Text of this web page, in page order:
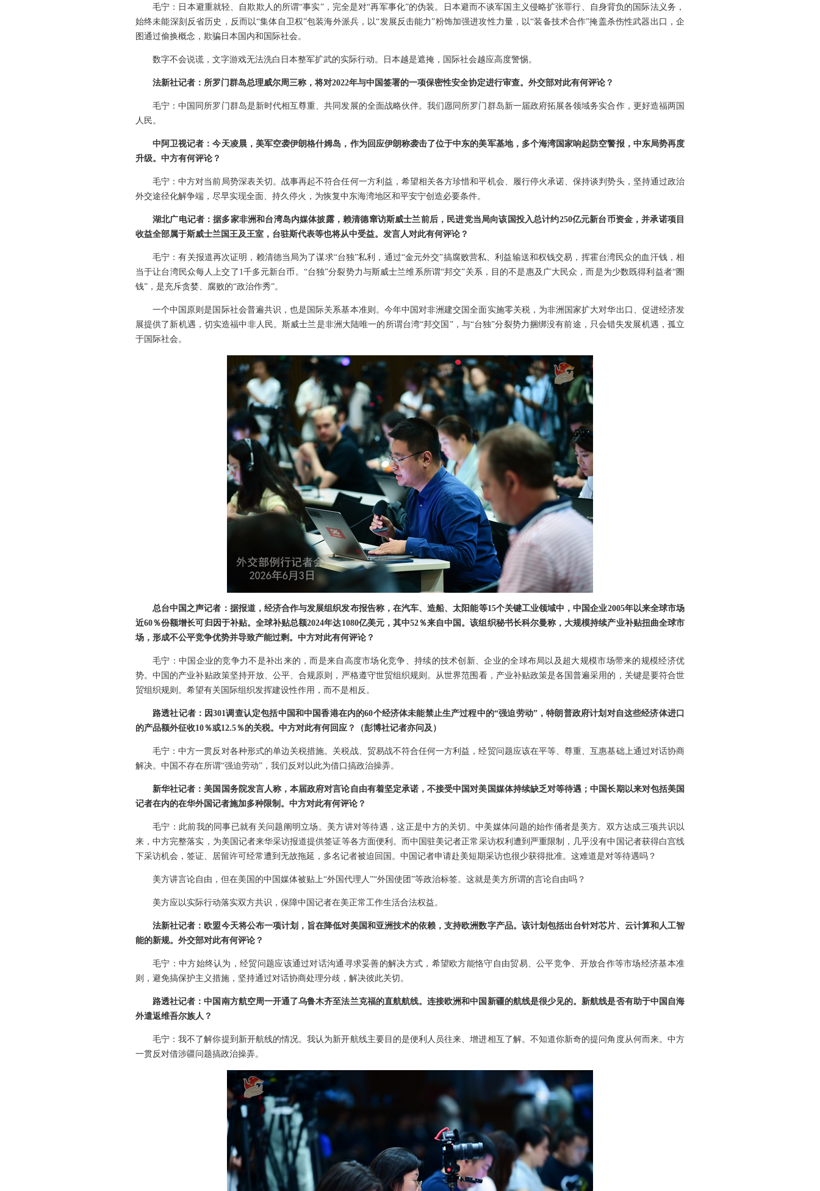
毛宁：日本避重就轻、自欺欺人的所谓“事实”，完全是对“再军事化”的伪装。日本避而不谈军国主义侵略扩张罪行、自身背负的国际法义务，
始终未能深刻反省历史，反而以“集体自卫权”包装海外派兵，以“发展反击能力”粉饰加强进攻性力量，以“装备技术合作”掩盖杀伤性武器出口，企
图通过偷换概念，欺骗日本国内和国际社会。
数字不会说谎，文字游戏无法洗白日本整军扩武的实际行动。日本越是遮掩，国际社会越应高度警惕。
法新社记者：所罗门群岛总理威尔周三称，将对2022年与中国签署的一项保密性安全协定进行审查。外交部对此有何评论？
毛宁：中国同所罗门群岛是新时代相互尊重、共同发展的全面战略伙伴。我们愿同所罗门群岛新一届政府拓展各领域务实合作，更好造福两国
人民。
中阿卫视记者：今天凌晨，美军空袭伊朗格什姆岛，作为回应伊朗称袭击了位于中东的美军基地，多个海湾国家响起防空警报，中东局势再度
升级。中方有何评论？
毛宁：中方对当前局势深表关切。战事再起不符合任何一方利益，希望相关各方珍惜和平机会、履行停火承诺、保持谈判势头，坚持通过政治
外交途径化解争端，尽早实现全面、持久停火，为恢复中东海湾地区和平安宁创造必要条件。
湖北广电记者：据多家非洲和台湾岛内媒体披露，赖清德窜访斯威士兰前后，民进党当局向该国投入总计约250亿元新台币资金，并承诺项目
收益全部属于斯威士兰国王及王室，台驻斯代表等也将从中受益。发言人对此有何评论？
毛宁：有关报道再次证明，赖清德当局为了谋求“台独”私利，通过“金元外交”搞腐败营私、利益输送和权钱交易，挥霍台湾民众的血汗钱，相
当于让台湾民众每人上交了1千多元新台币。“台独”分裂势力与斯威士兰维系所谓“邦交”关系，目的不是惠及广大民众，而是为少数既得利益者“圈
钱”，是充斥贪婪、腐败的“政治作秀”。
一个中国原则是国际社会普遍共识，也是国际关系基本准则。今年中国对非洲建交国全面实施零关税，为非洲国家扩大对华出口、促进经济发
展提供了新机遇，切实造福中非人民。斯威士兰是非洲大陆唯一的所谓台湾“邦交国”，与“台独”分裂势力捆绑没有前途，只会错失发展机遇，孤立
于国际社会。
总台中国之声记者：据报道，经济合作与发展组织发布报告称，在汽车、造船、太阳能等15个关键工业领域中，中国企业2005年以来全球市场
近60％份额增长可归因于补贴。全球补贴总额2024年达1080亿美元，其中52％来自中国。该组织秘书长科尔曼称，大规模持续产业补贴扭曲全球市
场，形成不公平竞争优势并导致产能过剩。中方对此有何评论？
毛宁：中国企业的竞争力不是补出来的，而是来自高度市场化竞争、持续的技术创新、企业的全球布局以及超大规模市场带来的规模经济优
势。中国的产业补贴政策坚持开放、公平、合规原则，严格遵守世贸组织规则。从世界范围看，产业补贴政策是各国普遍采用的，关键是要符合世
贸组织规则。希望有关国际组织发挥建设性作用，而不是相反。
路透社记者：因301调查认定包括中国和中国香港在内的60个经济体未能禁止生产过程中的“强迫劳动”，特朗普政府计划对自这些经济体进口
的产品额外征收10％或12.5％的关税。中方对此有何回应？（彭博社记者亦问及）
毛宁：中方一贯反对各种形式的单边关税措施。关税战、贸易战不符合任何一方利益，经贸问题应该在平等、尊重、互惠基础上通过对话协商
解决。中国不存在所谓“强迫劳动”，我们反对以此为借口搞政治操弄。
新华社记者：美国国务院发言人称，本届政府对言论自由有着坚定承诺，不接受中国对美国媒体持续缺乏对等待遇；中国长期以来对包括美国
记者在内的在华外国记者施加多种限制。中方对此有何评论？
毛宁：此前我的同事已就有关问题阐明立场。美方讲对等待遇，这正是中方的关切。中美媒体问题的始作俑者是美方。双方达成三项共识以
来，中方完整落实，为美国记者来华采访报道提供签证等各方面便利。而中国驻美记者正常采访权利遭到严重限制，几乎没有中国记者获得白宫线
下采访机会，签证、居留许可经常遭到无故拖延，多名记者被迫回国。中国记者申请赴美短期采访也很少获得批准。这难道是对等待遇吗？
美方讲言论自由，但在美国的中国媒体被贴上“外国代理人”“外国使团”等政治标签。这就是美方所谓的言论自由吗？
美方应以实际行动落实双方共识，保障中国记者在美正常工作生活合法权益。
法新社记者：欧盟今天将公布一项计划，旨在降低对美国和亚洲技术的依赖，支持欧洲数字产品。该计划包括出台针对芯片、云计算和人工智
能的新规。外交部对此有何评论？
毛宁：中方始终认为，经贸问题应该通过对话沟通寻求妥善的解决方式，希望欧方能恪守自由贸易、公平竞争、开放合作等市场经济基本准
则，避免搞保护主义措施，坚持通过对话协商处理分歧，解决彼此关切。
路透社记者：中国南方航空周一开通了乌鲁木齐至法兰克福的直航航线。连接欧洲和中国新疆的航线是很少见的。新航线是否有助于中国自海
外遣返维吾尔族人？
毛宁：我不了解你提到新开航线的情况。我认为新开航线主要目的是便利人员往来、增进相互了解。不知道你新奇的提问角度从何而来。中方
一贯反对借涉疆问题搞政治操弄。